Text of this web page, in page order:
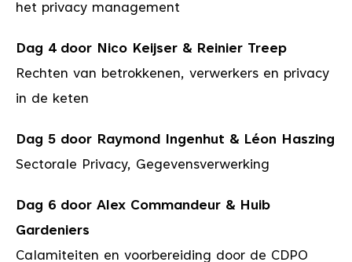
het privacy management
Dag 4 door Nico Keijser & Reinier Treep
Rechten van betrokkenen, verwerkers en privacy
in de keten
Dag 5 door Raymond Ingenhut & Léon Haszing
Sectorale Privacy, Gegevensverwerking
Dag 6 door Alex Commandeur & Huib
Gardeniers
Calamiteiten en voorbereiding door de CDPO